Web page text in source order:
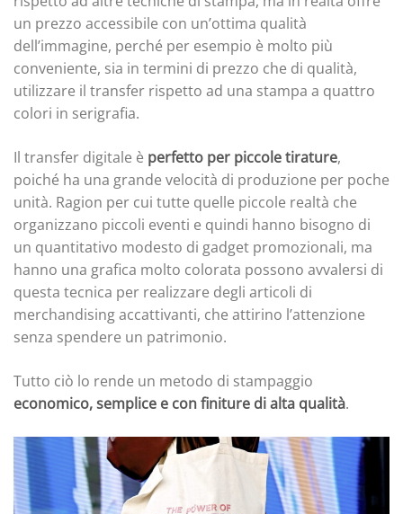
un prezzo accessibile con un’ottima qualità
dell’immagine, perché per esempio è molto più
conveniente, sia in termini di prezzo che di qualità,
utilizzare il transfer rispetto ad una stampa a quattro
colori in serigrafia.
Il transfer digitale è perfetto per piccole tirature,
poiché ha una grande velocità di produzione per poche
unità. Ragion per cui tutte quelle piccole realtà che
organizzano piccoli eventi e quindi hanno bisogno di
un quantitativo modesto di gadget promozionali, ma
hanno una grafica molto colorata possono avvalersi di
questa tecnica per realizzare degli articoli di
merchandising accattivanti, che attirino l’attenzione
senza spendere un patrimonio.
Tutto ciò lo rende un metodo di stampaggio
economico, semplice e con finiture di alta qualità.